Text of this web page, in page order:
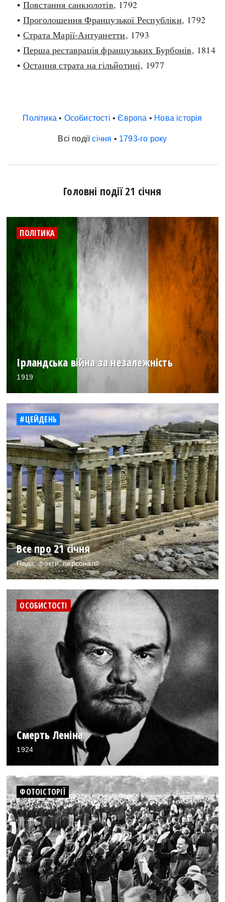
• Повстання санкюлотів, 1792
• Проголошення Французької Республіки, 1792
• Страта Марії-Антуанетти, 1793
• Перша реставрація французьких Бурбонів, 1814
• Остання страта на гільйотині, 1977
Політика • Особистості •Європа • Нова історія
Всі подіїсічня • 1793-го року
Головні події 21 січня
ПОЛІТИКА
Ірландська війна за незалежність
1919
#ЦЕЙДЕНЬ
Все про 21 січня
Події, факти, персоналії
ОСОБИСТОСТІ
Смерть Леніна
1924
ФОТОІСТОРІЇ